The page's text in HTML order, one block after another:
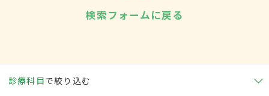
検索フォームに戻る
診療科目で絞り込む